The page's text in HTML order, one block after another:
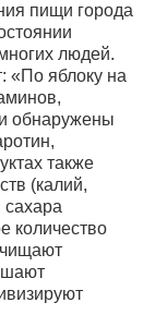
пищи города
людей.
«По яблоку на
обнаружены
также
(калий,
количество